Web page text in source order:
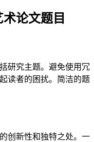
论文题目
研究主题。避免使用冗
读者的困扰。简洁的题
创新性和独特之处。一